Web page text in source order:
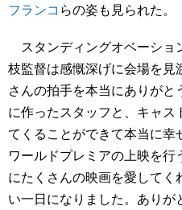
フランコ らの姿も見られた。
スタンディングオベーショ
枝監督は感慨深げに会場を見
さんの拍手を本当にありが
に作ったスタッフと、キャ
てくることができて本当に
ワールドプレミアの上映を
にたくさんの映画を愛して
い一日になりました。ありが